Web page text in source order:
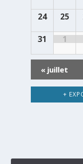
24 25
31 1
« juillet
+